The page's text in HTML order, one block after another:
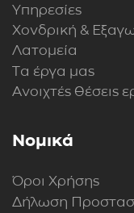
Υπηρεσίες
Χονδρική &
Λατομεία
Τα έργα μας
Ανοιχτές θέσεις
Νομικά
Όροι Χρήσης
Δήλωση